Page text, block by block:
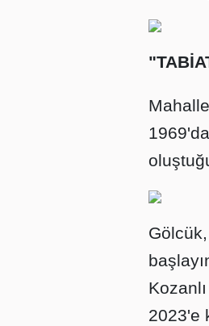
2023'e